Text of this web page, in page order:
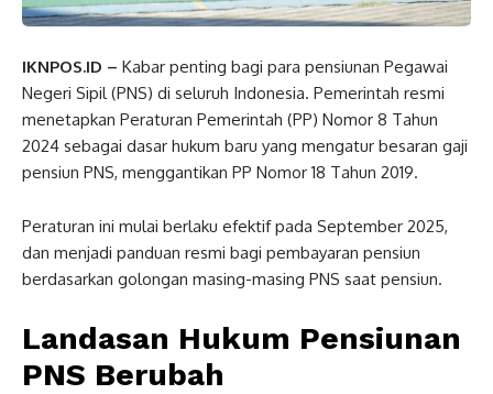
IKNPOS.ID – Kabar penting bagi para pensiunan Pegawai
Negeri Sipil (PNS) di seluruh Indonesia. Pemerintah resmi
menetapkan Peraturan Pemerintah (PP) Nomor 8 Tahun
2024 sebagai dasar hukum baru yang mengatur besaran gaji
pensiun PNS, menggantikan PP Nomor 18 Tahun 2019.
Peraturan ini mulai berlaku efektif pada September 2025,
dan menjadi panduan resmi bagi pembayaran pensiun
berdasarkan golongan masing-masing PNS saat pensiun.
Landasan Hukum Pensiunan
PNS Berubah